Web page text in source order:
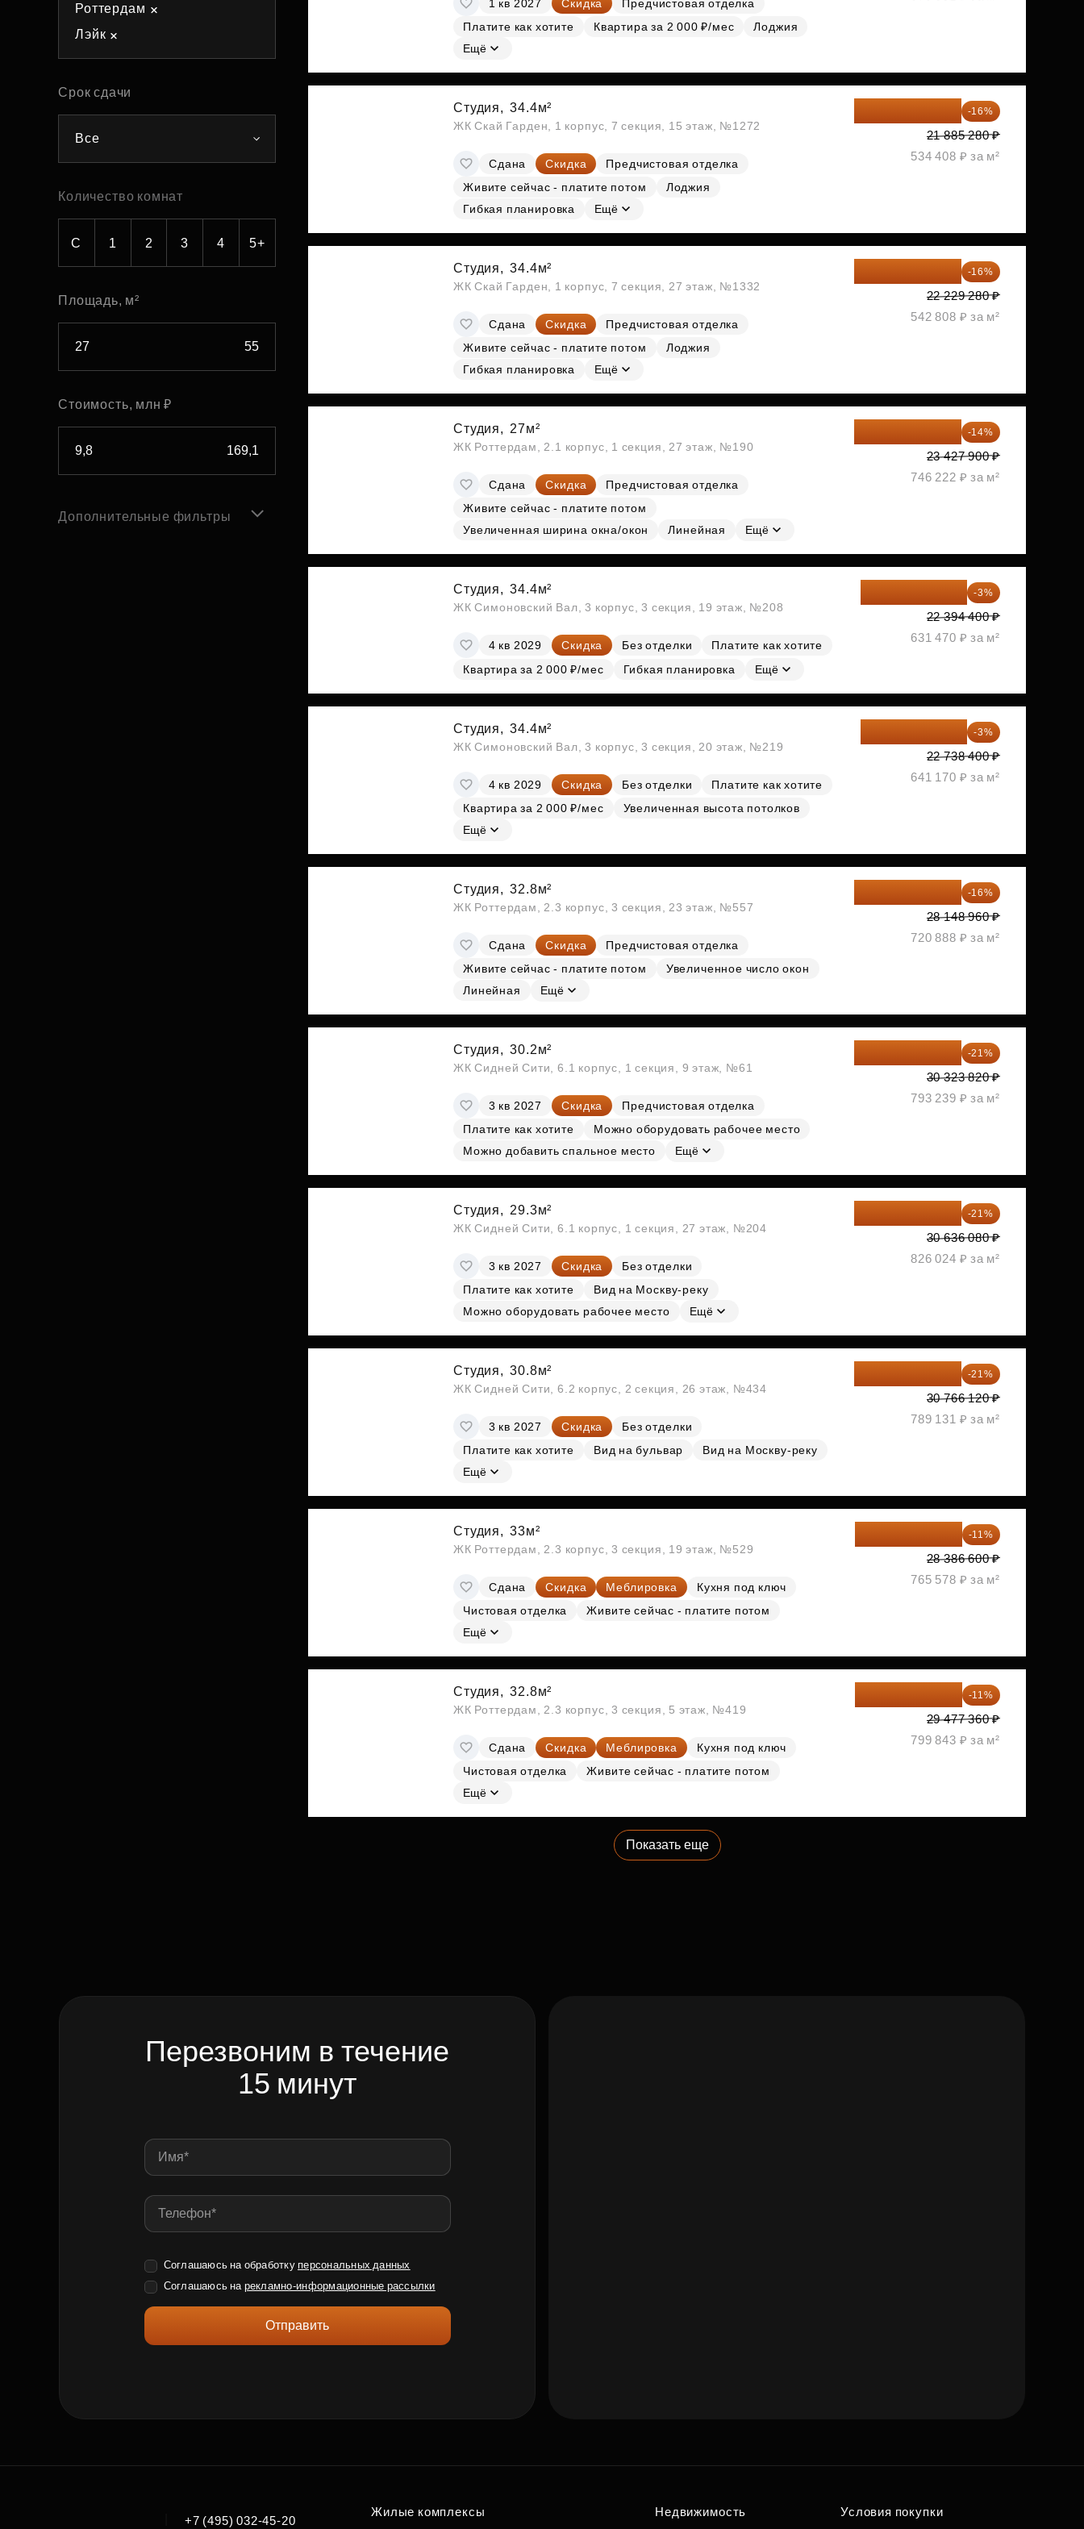
Субсидии
Роттердам
Лэйк
Срок сдачи
Все
Количество комнат
С 1 2 3 4 5+
Площадь, м²
Стоимость, млн ₽
Дополнительные фильтры
1 кв 2027 Скидка
Предчистовая отделка
Платите как хотите
Квартира за 2 000 ₽/мес
Лоджия
Ещё
Студия, 34.4м²
ЖК Скай Гарден, 1 корпус, 7 секция, 15 этаж, №1272
Сдана Скидка
Предчистовая отделка
Живите сейчас - платите потом
Лоджия
Гибкая планировка
Ещё
-16%
21 885 280 ₽
534 408 ₽ за м²
Студия, 34.4м²
ЖК Скай Гарден, 1 корпус, 7 секция, 27 этаж, №1332
Сдана Скидка
Предчистовая отделка
Живите сейчас - платите потом
Лоджия
Гибкая планировка
Ещё
-16%
22 229 280 ₽
542 808 ₽ за м²
Студия, 27м²
ЖК Роттердам, 2.1 корпус, 1 секция, 27 этаж, №190
Сдана Скидка
Предчистовая отделка
Живите сейчас - платите потом
Увеличенная ширина окна/окон
Линейная Ещё
-14%
23 427 900 ₽
746 222 ₽ за м²
Студия, 34.4м²
ЖК Симоновский Вал, 3 корпус, 3 секция, 19 этаж, №208
4 кв 2029 Скидка Без отделки
Платите как хотите
Квартира за 2 000 ₽/мес
Гибкая планировка Ещё
21 722 568 ₽ -3%
22 394 400 ₽
631 470 ₽ за м²
Студия, 34.4м²
ЖК Симоновский Вал, 3 корпус, 3 секция, 20 этаж, №219
4 кв 2029 Скидка Без отделки
Платите как хотите
Квартира за 2 000 ₽/мес
Увеличенная высота потолков
Ещё
22 056 248 ₽ -3%
22 738 400 ₽
641 170 ₽ за м²
Студия, 32.8м²
ЖК Роттердам, 2.3 корпус, 3 секция, 23 этаж, №557
Сдана Скидка
Предчистовая отделка
Живите сейчас - платите потом
Увеличенное число окон
Линейная
Ещё
-16%
28 148 960 ₽
720 888 ₽ за м²
Студия, 30.2м²
ЖК Сидней Сити, 6.1 корпус, 1 секция, 9 этаж, №61
3 кв 2027 Скидка
Предчистовая отделка
Платите как хотите
Можно оборудовать рабочее место
Можно добавить спальное место
Ещё
-21%
30 323 820 ₽
793 239 ₽ за м²
Студия, 29.3м²
ЖК Сидней Сити, 6.1 корпус, 1 секция, 27 этаж, №204
3 кв 2027 Скидка
Без отделки
Платите как хотите
Вид на Москву-реку
Можно оборудовать рабочее место
Ещё
-21%
30 636 080 ₽
826 024 ₽ за м²
Студия, 30.8м²
ЖК Сидней Сити, 6.2 корпус, 2 секция, 26 этаж, №434
3 кв 2027 Скидка
Без отделки
Платите как хотите
Вид на бульвар
Вид на Москву-реку
Ещё
-21%
30 766 120 ₽
789 131 ₽ за м²
Студия, 33м²
ЖК Роттердам, 2.3 корпус, 3 секция, 19 этаж, №529
Сдана Скидка Меблировка
Кухня под ключ
Чистовая отделка
Живите сейчас - платите потом
Ещё
-11%
28 386 600 ₽
765 578 ₽ за м²
Студия, 32.8м²
ЖК Роттердам, 2.3 корпус, 3 секция, 5 этаж, №419
Сдана Скидка Меблировка
Кухня под ключ
Чистовая отделка
Живите сейчас - платите потом
Ещё
-11%
29 477 360 ₽
799 843 ₽ за м²
Показать еще
Перезвоним в течение
15 минут
Соглашаюсь на обработку персональных данных
Соглашаюсь на рекламно-информационные рассылки
Отправить
+7 (495) 032-45-20
Жилые комплексы Недвижимость Условия покупки